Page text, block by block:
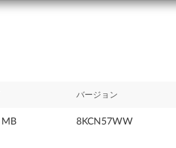
バージョン
MB 8KCN57WW